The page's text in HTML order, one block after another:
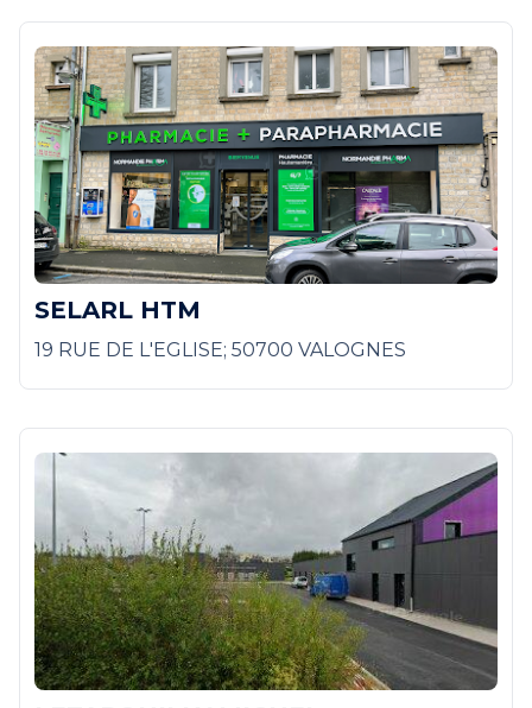
SELARL HTM
19 RUE DE L'EGLISE; 50700 VALOGNES